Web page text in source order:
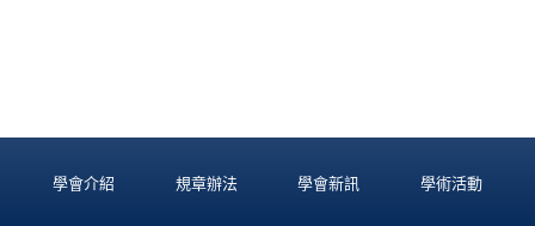
學會介紹 規章辦法 學會新訊 學術活動